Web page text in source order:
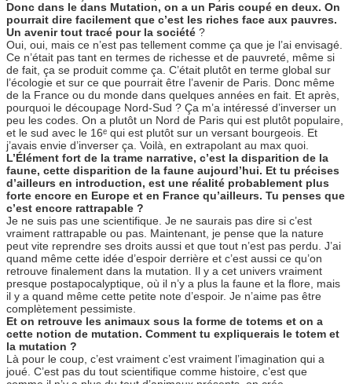
Donc dans le dans Mutation, on a un Paris coupé en deux. On
pourrait dire facilement que c’est les riches face aux pauvres.
Un avenir tout tracé pour la société ?
Oui, oui, mais ce n’est pas tellement comme ça que je l’ai envisagé.
Ce n’était pas tant en termes de richesse et de pauvreté, même si
de fait, ça se produit comme ça. C’était plutôt en terme global sur
l’écologie et sur ce que pourrait être l’avenir de Paris. Donc même
de la France ou du monde dans quelques années en fait. Et après,
pourquoi le découpage Nord-Sud ? Ça m’a intéressé d’inverser un
peu les codes. On a plutôt un Nord de Paris qui est plutôt populaire,
et le sud avec le 16ᵉ qui est plutôt sur un versant bourgeois. Et
j’avais envie d’inverser ça. Voilà, en extrapolant au max quoi.
L’Élément fort de la trame narrative, c’est la disparition de la
faune, cette disparition de la faune aujourd’hui. Et tu précises
d’ailleurs en introduction, est une réalité probablement plus
forte encore en Europe et en France qu’ailleurs. Tu penses que
c’est encore rattrapable ?
Je ne suis pas une scientifique. Je ne saurais pas dire si c’est
vraiment rattrapable ou pas. Maintenant, je pense que la nature
peut vite reprendre ses droits aussi et que tout n’est pas perdu. J’ai
quand même cette idée d’espoir derrière et c’est aussi ce qu’on
retrouve finalement dans la mutation. Il y a cet univers vraiment
presque postapocalyptique, où il n’y a plus la faune et la flore, mais
il y a quand même cette petite note d’espoir. Je n’aime pas être
complètement pessimiste.
Et on retrouve les animaux sous la forme de totems et on a
cette notion de mutation. Comment tu expliquerais le totem et
la mutation ?
Là pour le coup, c’est vraiment c’est vraiment l’imagination qui a
joué. C’est pas du tout scientifique comme histoire, c’est que